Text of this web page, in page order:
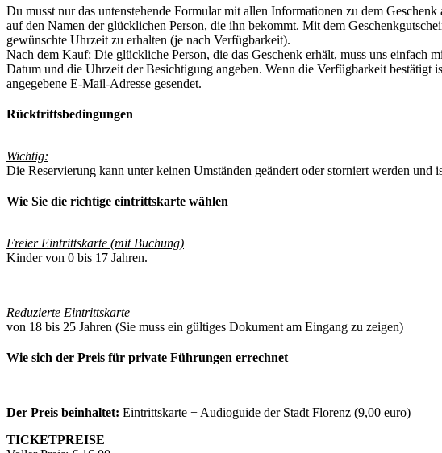
Du musst nur das untenstehende Formular mit allen Informationen zu dem
auf den Namen der glücklichen Person, die ihn bekommt. Mit dem
gewünschte Uhrzeit zu erhalten (je nach Verfügbarkeit).
Nach dem Kauf: Die glückliche Person, die das Geschenk erhält, muss uns einfach
Datum und die Uhrzeit der Besichtigung angeben. Wenn die Verfügbarkeit
angegebene E-Mail-Adresse gesendet.
Rücktrittsbedingungen
Wichtig:
Die Reservierung kann unter keinen Umständen geändert oder storniert werden und
Wie Sie die richtige eintrittskarte wählen
Freier Eintrittskarte (mit Buchung)
Kinder von 0 bis 17 Jahren.
Reduzierte Eintrittskarte
von 18 bis 25 Jahren (Sie muss ein gültiges Dokument am Eingang zu zeigen)
Wie sich der Preis für private Führungen errechnet
Der Preis beinhaltet: Eintrittskarte + Audioguide der Stadt Florenz (9,00 euro)
TICKETPREISE